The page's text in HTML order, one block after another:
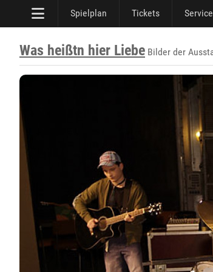
Spielplan Tickets Service
Was heißtn hier Liebe Bilder der